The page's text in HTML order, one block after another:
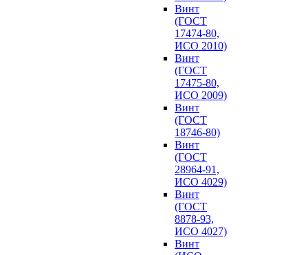
Винт
(ГОСТ
17474-80,
ИСО 2010)
Винт
(ГОСТ
17475-80,
ИСО 2009)
Винт
(ГОСТ
18746-80)
Винт
(ГОСТ
28964-91,
ИСО 4029)
Винт
(ГОСТ
8878-93,
ИСО 4027)
Винт